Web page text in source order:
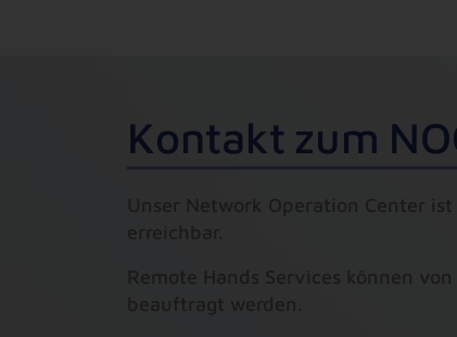
Kontakt zum NO
Unser Network Operation Center
Remote Hands Services können